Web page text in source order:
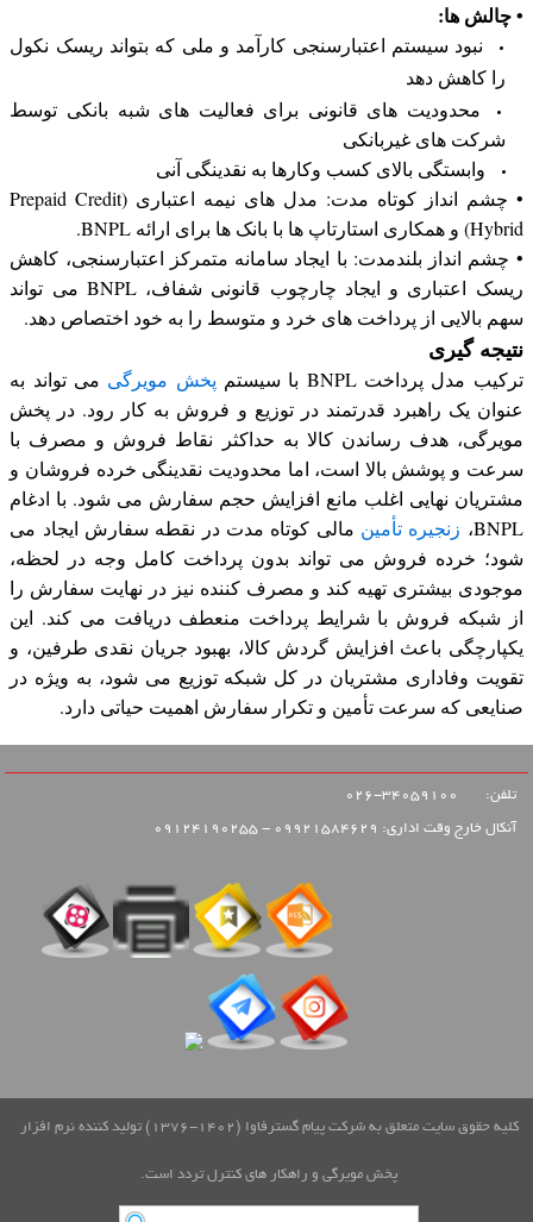
• چالش ها:
نبود سیستم اعتبارسنجی کارآمد و ملی که بتواند ریسک نکول
را کاهش دهد
محدودیت های قانونی برای فعالیت های شبه بانکی توسط
شرکت های غیربانکی
وابستگی بالای کسب وکارها به نقدینگی آنی
• چشم انداز کوتاه مدت: مدل های نیمه اعتباری (Prepaid Credit
Hybrid) و همکاری استارتاپ ها با بانک ها برای ارائه BNPL.
• چشم انداز بلندمدت: با ایجاد سامانه متمرکز اعتبارسنجی، کاهش
ریسک اعتباری و ایجاد چارچوب قانونی شفاف، BNPL می تواند
سهم بالایی از پرداخت های خرد و متوسط را به خود اختصاص دهد.
نتیجه گیری
ترکیب مدل پرداخت BNPL با سیستم پخش مویرگی می تواند به
عنوان یک راهبرد قدرتمند در توزیع و فروش به کار رود. در پخش
مویرگی، هدف رساندن کالا به حداکثر نقاط فروش و مصرف با
سرعت و پوشش بالا است، اما محدودیت نقدینگی خرده فروشان و
مشتریان نهایی اغلب مانع افزایش حجم سفارش می شود. با ادغام
BNPL، زنجیره تأمین مالی کوتاه مدت در نقطه سفارش ایجاد می
شود؛ خرده فروش می تواند بدون پرداخت کامل وجه در لحظه،
موجودی بیشتری تهیه کند و مصرف کننده نیز در نهایت سفارش را
از شبکه فروش با شرایط پرداخت منعطف دریافت می کند. این
یکپارچگی باعث افزایش گردش کالا، بهبود جریان نقدی طرفین، و
تقویت وفاداری مشتریان در کل شبکه توزیع می شود، به ویژه در
صنایعی که سرعت تأمین و تکرار سفارش اهمیت حیاتی دارد.
تلفن:
آنکال خارج وقت اداری: 09921584629 - 09124190255
کلیه حقوق سایت متعلق به شرکت پیام گسترفاوا (1402-1376) تولید کننده نرم افزار
پخش مویرگی و راهکار های کنترل تردد است.